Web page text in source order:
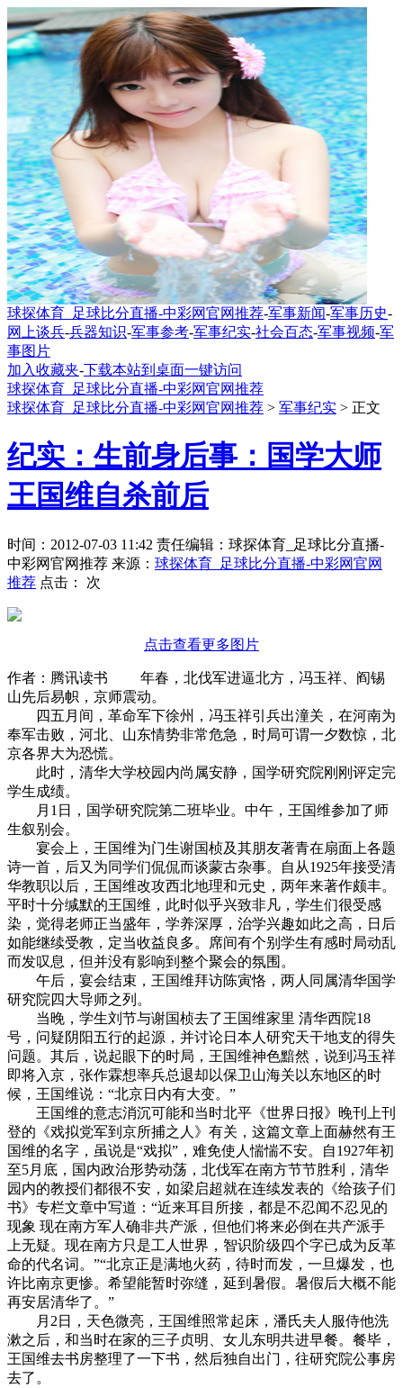
球探体育_足球比分直播-中彩网官网推荐-军事新闻-军事历史-
网上谈兵-兵器知识-军事参考-军事纪实-社会百态-军事视频-军
事图片
加入收藏夹-下载本站到桌面一键访问
球探体育_足球比分直播-中彩网官网推荐
球探体育_足球比分直播-中彩网官网推荐 > 军事纪实 > 正文
纪实：生前身后事：国学大师
王国维自杀前后
时间：2012-07-03 11:42 责任编辑：球探体育_足球比分直播-
中彩网官网推荐 来源： 球探体育_足球比分直播-中彩网官网
推荐 点击： 次
点击查看更多图片
作者：腾讯读书 年春，北伐军进逼北方，冯玉祥、阎锡
山先后易帜，京师震动。
四五月间，革命军下徐州，冯玉祥引兵出潼关，在河南为
奉军击败，河北、山东情势非常危急，时局可谓一夕数惊，北
京各界大为恐慌。
此时，清华大学校园内尚属安静，国学研究院刚刚评定完
学生成绩。
月1日，国学研究院第二班毕业。中午，王国维参加了师
生叙别会。
宴会上，王国维为门生谢国桢及其朋友著青在扇面上各题
诗一首，后又为同学们侃侃而谈蒙古杂事。自从1925年接受清
华教职以后，王国维改攻西北地理和元史，两年来著作颇丰。
平时十分缄默的王国维，此时似乎兴致非凡，学生们很受感
染，觉得老师正当盛年，学养深厚，治学兴趣如此之高，日后
如能继续受教，定当收益良多。席间有个别学生有感时局动乱
而发叹息，但并没有影响到整个聚会的氛围。
午后，宴会结束，王国维拜访陈寅恪，两人同属清华国学
研究院四大导师之列。
当晚，学生刘节与谢国桢去了王国维家里 清华西院18
号，问疑阴阳五行的起源，并讨论日本人研究天干地支的得失
问题。其后，说起眼下的时局，王国维神色黯然，说到冯玉祥
即将入京，张作霖想率兵总退却以保卫山海关以东地区的时
候，王国维说：“北京日内有大变。”
王国维的意志消沉可能和当时北平《世界日报》晚刊上刊
登的《戏拟党军到京所捕之人》有关，这篇文章上面赫然有王
国维的名字，虽说是“戏拟”，难免使人惴惴不安。自1927年初
至5月底，国内政治形势动荡，北伐军在南方节节胜利，清华
园内的教授们都很不安，如梁启超就在连续发表的《给孩子们
书》专栏文章中写道：“近来耳目所接，都是不忍闻不忍见的
现象 现在南方军人确非共产派，但他们将来必倒在共产派手
上无疑。现在南方只是工人世界，智识阶级四个字已成为反革
命的代名词。”“北京正是满地火药，待时而发，一旦爆发，也
许比南京更惨。希望能暂时弥缝，延到暑假。暑假后大概不能
再安居清华了。”
月2日，天色微亮，王国维照常起床，潘氏夫人服侍他洗
漱之后，和当时在家的三子贞明、女儿东明共进早餐。餐毕，
王国维去书房整理了一下书，然后独自出门，往研究院公事房
去了。